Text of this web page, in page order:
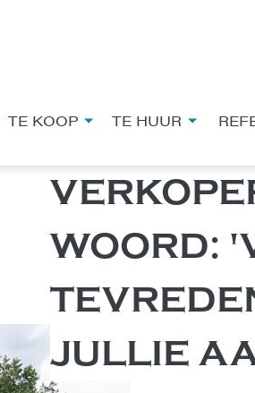
TE KOOP TE HUUR
WOORD:
JULLIE